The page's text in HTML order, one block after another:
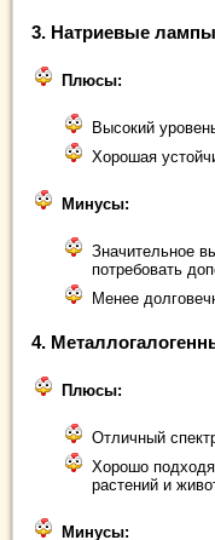
3. Натриевые
Плюсы:
Высокий
Хорошая
Минусы:
Значительное
потребовать
Менее
4.
Плюсы:
Отличный
Хорошо
растений и
Минусы: